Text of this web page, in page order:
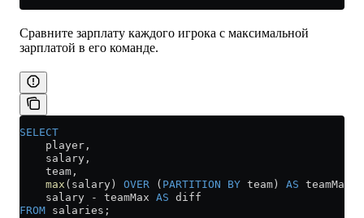
Сравните зарплату каждого игрока с максимальной
зарплатой в его команде.
SELECT
    player,
    salary,
    team,
    max
(salary) OVER ( PARTITION BY team) AS teamMax,
    salary
- teamMax AS diff
FROM salaries;